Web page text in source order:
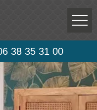
38 35 31 00